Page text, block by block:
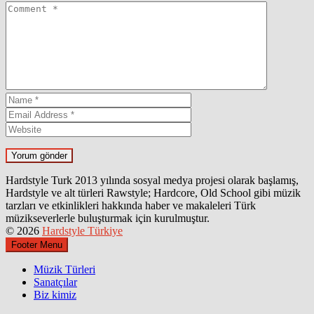
Hardstyle Turk 2013 yılında sosyal medya projesi olarak başlamış,
Hardstyle ve alt türleri Rawstyle; Hardcore, Old School gibi müzik
tarzları ve etkinlikleri hakkında haber ve makaleleri Türk
müzikseverlerle buluşturmak için kurulmuştur.
© 2026 Hardstyle Türkiye
Footer Menu
Müzik Türleri
Sanatçılar
Biz kimiz